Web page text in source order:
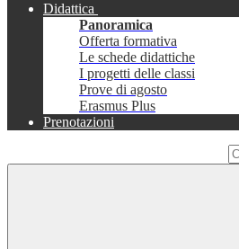
Didattica
Panoramica
Offerta formativa
Le schede didattiche
I progetti delle classi
Prove di agosto
Erasmus Plus
Prenotazioni